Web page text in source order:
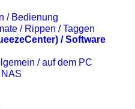
/ Bedienung
/ Rippen / Taggen
/ Software
/ auf dem PC